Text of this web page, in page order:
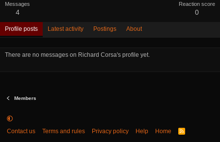
Messages
4
Reaction score
0
Profile posts Latest activity Postings About
There are no messages on Richard Corsa's profile yet.
Members
Contact us Terms and rules Privacy policy Help Home
R